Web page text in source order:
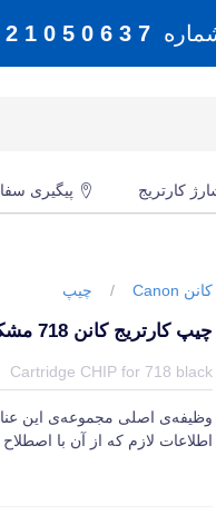
7 3 6 0 5 0 1 2 9 9 0
کارتریج پیگیری
کانن Canon / چیپ
چیپ کارتریج کانن 718 مشکی
Cartridge CHIP for 718 black
وظیفه‌ی اصلی مجموعه‌ی این
اطلاعات لازم که از آن با